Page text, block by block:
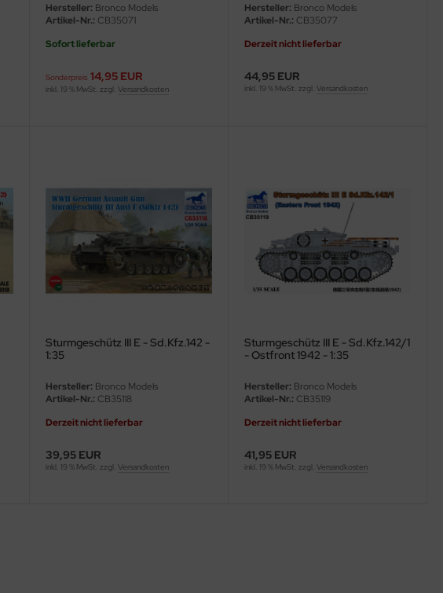
Hersteller: Bronco Models
Artikel-Nr.: CB35071
Sofort lieferbar
Sonderpreis 14,95 EUR
inkl. 19 % MwSt. zzgl. Versandkosten
Hersteller: Bronco Models
Artikel-Nr.: CB35077
Derzeit nicht lieferbar
44,95 EUR
inkl. 19 % MwSt. zzgl. Versandkosten
Sturmgeschütz III E - Sd.Kfz.142 -
1:35
Hersteller: Bronco Models
Artikel-Nr.: CB35118
Derzeit nicht lieferbar
39,95 EUR
inkl. 19 % MwSt. zzgl. Versandkosten
Sturmgeschütz III E - Sd.Kfz.142/1
- Ostfront 1942 - 1:35
Hersteller: Bronco Models
Artikel-Nr.: CB35119
Derzeit nicht lieferbar
41,95 EUR
inkl. 19 % MwSt. zzgl. Versandkosten